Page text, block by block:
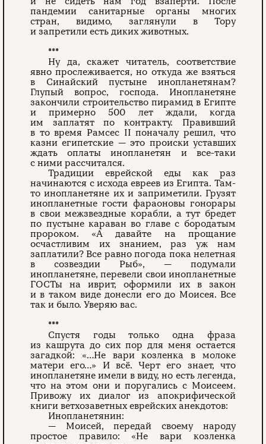
пандемии санитарные органы многих
стран, видимо, заглянули в Тору
и запретили есть диких животных.
***
Ну да, скажет читатель, соответствие
явно прослеживается, но откуда же взяться
в Синайский пустыне инопланетянам?
Глупый вопрос, господа. Инопланетяне
закончили строительство пирамид в Египте
и примерно 500 лет ждали, когда
им заплатят по контракту. Правивший
в то время Рамсес II поначалу решил, что
казни египетские — это происки уставших
ждать оплаты инопланетян и все-таки
с ними рассчитался.
Традиции еврейской еды как раз
начинаются с исхода евреев из Египта. Там-
то инопланетяне их и заприметили. Грузят
инопланетные гости фараоновы гонорары
в свои межзвездные корабли, а тут бредет
по пустыне караван во главе с бородатым
пророком. «А давайте на прощание
осчастливим их знанием, раз уж нам
заплатили? Все равно погода пока нелетная
в созвездии Рыб», — подумали
инопланетяне, перевели свои инопланетные
ГОСТы на иврит, оформили их в закон
и в таком виде донесли его до Моисея. Все
так и было. Уверяю вас.
***
Спустя годы только одна фраза
из кашрута до сих пор для меня остается
загадкой: «…Не вари козленка в молоке
матери его…» И всё. Черт его знает, что
инопланетяне имели в виду, но есть легенда,
что на этом они и поругались с Моисеем.
Привожу их диалог из апокрифической
книги ветхозаветных еврейских анекдотов:
Инопланетянин:
— Моисей, передай своему народу
простое правило: «Не вари козленка